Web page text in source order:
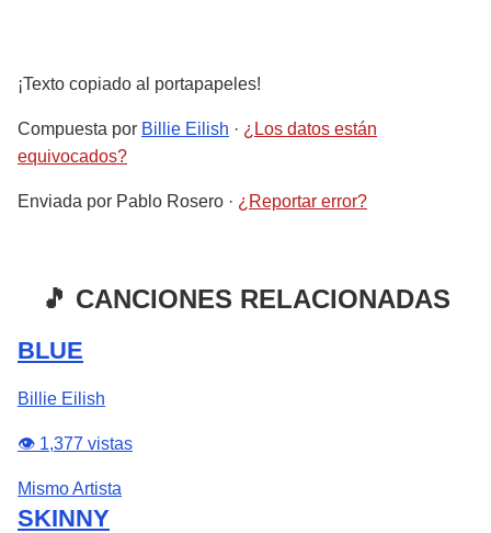
¡Texto copiado al portapapeles!
Compuesta por Billie Eilish · ¿Los datos están
equivocados?
Enviada por Pablo Rosero · ¿Reportar error?
🎵 CANCIONES RELACIONADAS
BLUE
Billie Eilish
👁️ 1,377 vistas
Mismo Artista
SKINNY